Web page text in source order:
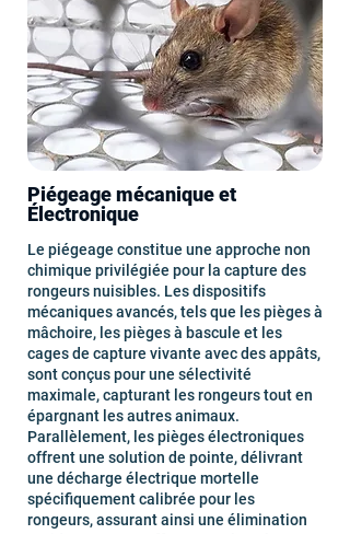
Piégeage mécanique et
Électronique
Le piégeage constitue une approche non
chimique privilégiée pour la capture des
rongeurs nuisibles. Les dispositifs
mécaniques avancés, tels que les pièges à
mâchoire, les pièges à bascule et les
cages de capture vivante avec des appâts,
sont conçus pour une sélectivité
maximale, capturant les rongeurs tout en
épargnant les autres animaux.
Parallèlement, les pièges électroniques
offrent une solution de pointe, délivrant
une décharge électrique mortelle
spécifiquement calibrée pour les
rongeurs, assurant ainsi une élimination